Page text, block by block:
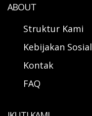
ABOUT
Struktur Kami
Kebijakan Sosial
Kontak
FAQ